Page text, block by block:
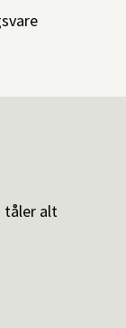
tåler alt